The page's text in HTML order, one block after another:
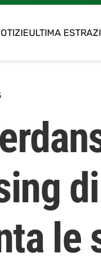
ULTIMA
le